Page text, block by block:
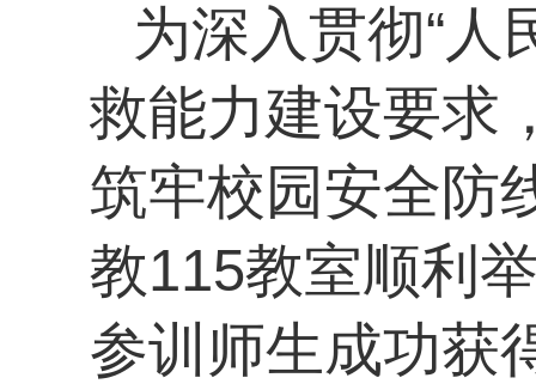
为深入贯彻“人
救能力建设要求
筑牢校园安全防
教115教室顺利
参训师生成功获